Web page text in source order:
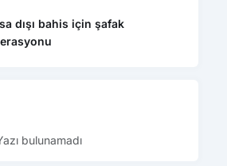
dışı bahis için şafak
bulunamadı